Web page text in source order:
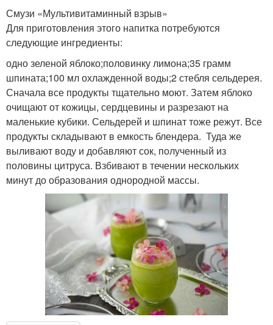
Смузи «Мультивитаминный взрыв»
Для приготовления этого напитка потребуются
следующие ингредиенты:
одно зеленой яблоко;половинку лимона;35 грамм
шпината;100 мл охлажденной воды;2 стебля сельдерея.
Сначала все продукты тщательно моют. Затем яблоко
очищают от кожицы, сердцевины и разрезают на
маленькие кубики. Сельдерей и шпинат тоже режут. Все
продукты складывают в емкость блендера. Туда же
выливают воду и добавляют сок, полученный из
половины цитруса. Взбивают в течении нескольких
минут до образования однородной массы.